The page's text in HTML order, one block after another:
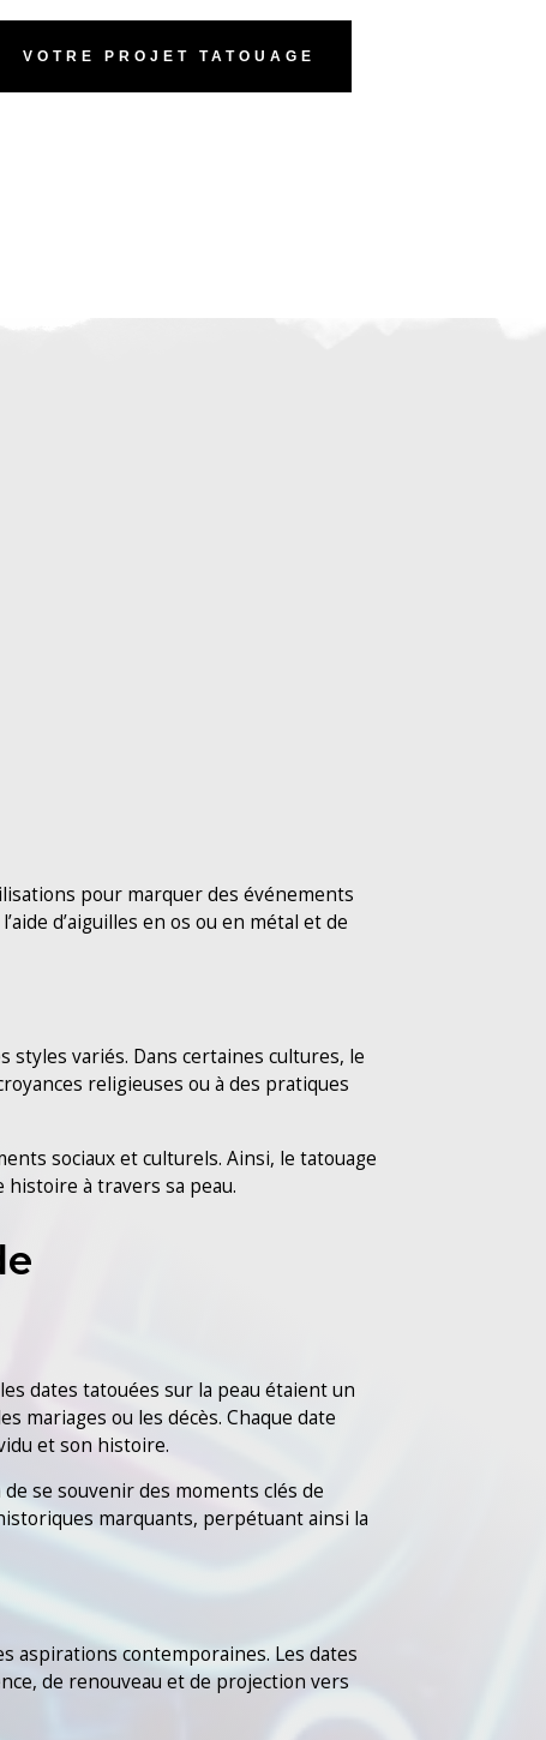
VOTRE PROJET TATOUAGE
pour marquer des événements
d’aiguilles en os ou en métal et de
styles variés. Dans certaines cultures, le
religieuses ou à des pratiques
sociaux et culturels. Ainsi, le tatouage
à travers sa peau.
dates tatouées sur la peau étaient un
mariages ou les décès. Chaque date
et son histoire.
se souvenir des moments clés de
marquants, perpétuant ainsi la
aspirations contemporaines. Les dates
de renouveau et de projection vers